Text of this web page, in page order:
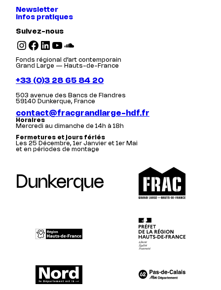
Newsletter
Infos pratiques
Suivez-nous
Instagram Facebook LinkedIn YouTube SoundCloud
Fonds régional d’art contemporain
Grand Large — Hauts-de-France
+33 (0)3 28 65 84 20
503 avenue des Bancs de Flandres
59140 Dunkerque, France
contact@fracgrandlarge-hdf.fr
Horaires
Mercredi au dimanche de 14h à 18h
Fermetures et jours fériés
Les 25 Décembre, 1er Janvier et 1er Mai
et en périodes de montage
Dunkerque